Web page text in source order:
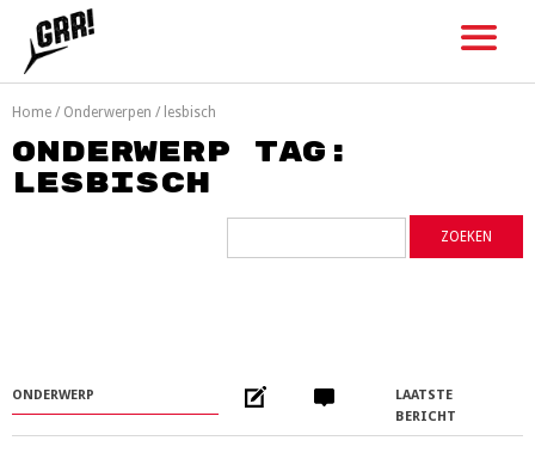
content
Home / Onderwerpen / lesbisch
Onderwerp tag:
lesbisch
ONDERWERP
LAATSTE
BERICHT